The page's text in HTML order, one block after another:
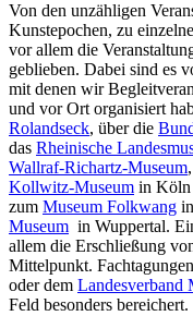
Von den unzähligen
Kunstepochen, zu
vor allem die
geblieben. Dabei sind es
mit denen wir
und vor Ort organisiert
Rolandseck, über die
das Rheinische
Wallraf-Richartz-Museum
Kollwitz-Museum in Köln
zum Museum Folkwang
Museum in Wuppertal.
allem die Erschließung
Mittelpunkt.
oder dem Landesverband
Feld besonders bereichert.